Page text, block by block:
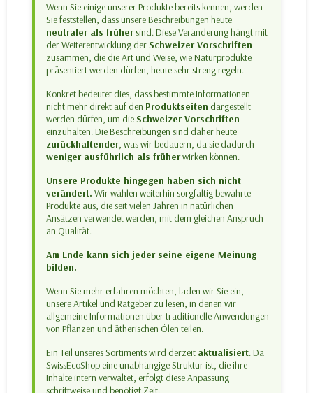
Wenn Sie einige unserer Produkte bereits kennen, werden
Sie feststellen, dass unsere Beschreibungen heute
neutraler als frühersind. Diese Veränderung hängt mit
der Weiterentwicklung derSchweizer Vorschriften
zusammen, die die Art und Weise, wie Naturprodukte
präsentiert werden dürfen, heute sehr streng regeln.
Konkret bedeutet dies, dass bestimmte Informationen
nicht mehr direkt auf den Produktseiten dargestellt
werden dürfen, um dieSchweizer Vorschriften
einzuhalten. Die Beschreibungen sind daher heute
zurückhaltender, was wir bedauern, da sie dadurch
weniger ausführlich als früherwirken können.
Unsere Produkte hingegen haben sich nicht
verändert. Wir wählen weiterhin sorgfältig bewährte
Produkte aus, die seit vielen Jahren in natürlichen
Ansätzen verwendet werden, mit dem gleichen Anspruch
an Qualität.
Am Ende kann sich jeder seine eigene Meinung
bilden.
Wenn Sie mehr erfahren möchten, laden wir Sie ein,
unsere Artikel und Ratgeber zu lesen, in denen wir
allgemeine Informationen über traditionelle Anwendungen
von Pflanzen und ätherischen Ölen teilen.
Ein Teil unseres Sortiments wird derzeit aktualisiert. Da
SwissEcoShop eine unabhängige Struktur ist, die ihre
Inhalte intern verwaltet, erfolgt diese Anpassung